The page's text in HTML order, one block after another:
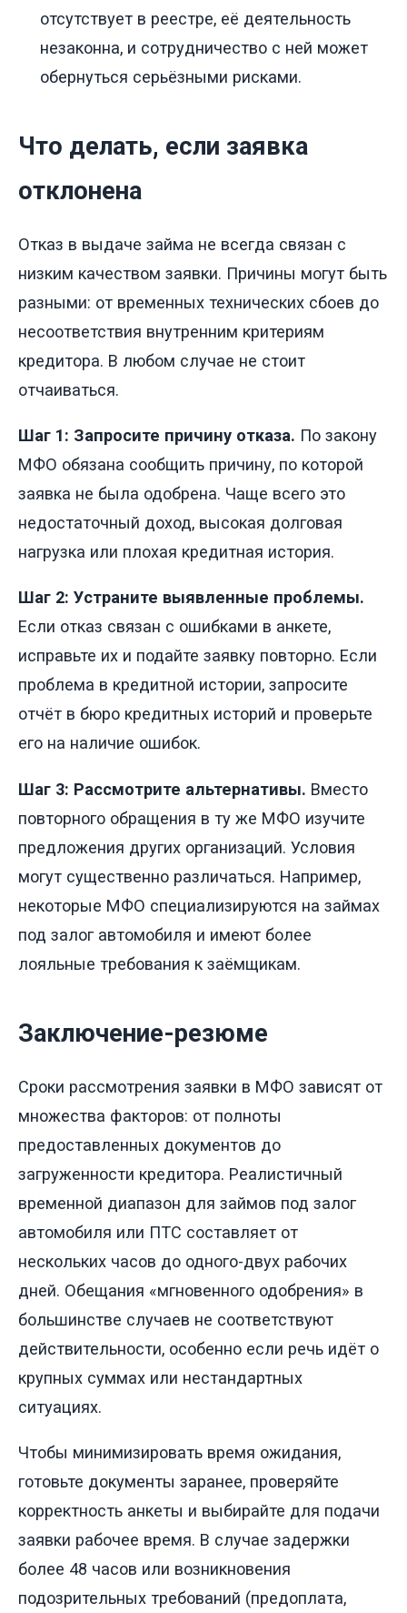
отсутствует в реестре, её деятельность
незаконна, и сотрудничество с ней может
обернуться серьёзными рисками.
Что делать, если заявка
отклонена
Отказ в выдаче займа не всегда связан с
низким качеством заявки. Причины могут быть
разными: от временных технических сбоев до
несоответствия внутренним критериям
кредитора. В любом случае не стоит
отчаиваться.
Шаг 1: Запросите причину отказа. По закону
МФО обязана сообщить причину, по которой
заявка не была одобрена. Чаще всего это
недостаточный доход, высокая долговая
нагрузка или плохая кредитная история.
Шаг 2: Устраните выявленные проблемы.
Если отказ связан с ошибками в анкете,
исправьте их и подайте заявку повторно. Если
проблема в кредитной истории, запросите
отчёт в бюро кредитных историй и проверьте
его на наличие ошибок.
Шаг 3: Рассмотрите альтернативы. Вместо
повторного обращения в ту же МФО изучите
предложения других организаций. Условия
могут существенно различаться. Например,
некоторые МФО специализируются на займах
под залог автомобиля и имеют более
лояльные требования к заёмщикам.
Заключение-резюме
Сроки рассмотрения заявки в МФО зависят от
множества факторов: от полноты
предоставленных документов до
загруженности кредитора. Реалистичный
временной диапазон для займов под залог
автомобиля или ПТС составляет от
нескольких часов до одного-двух рабочих
дней. Обещания «мгновенного одобрения» в
большинстве случаев не соответствуют
действительности, особенно если речь идёт о
крупных суммах или нестандартных
ситуациях.
Чтобы минимизировать время ожидания,
готовьте документы заранее, проверяйте
корректность анкеты и выбирайте для подачи
заявки рабочее время. В случае задержки
более 48 часов или возникновения
подозрительных требований (предоплата,